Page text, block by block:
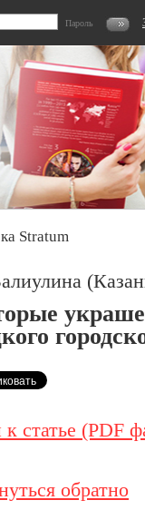
Пароль
Stratum
статье (PDF
обратно